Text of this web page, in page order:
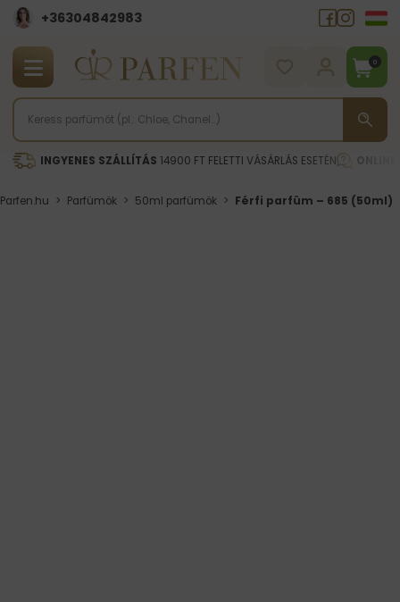
+36304842983
0
INGYENES SZÁLLÍTÁS 14900 FT FELETTI VÁSÁRLÁS ESETÉN
Parfen.hu > Parfümök > 50ml parfümök > Férfi parfüm – 685 (50ml)